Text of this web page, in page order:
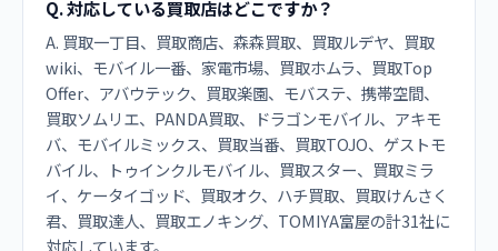
Q. 対応している買取店はどこですか？
A. 買取一丁目、買取商店、森森買取、買取ルデヤ、買取
wiki、モバイル一番、家電市場、買取ホムラ、買取Top
Offer、アバウテック、買取楽園、モバステ、携帯空間、
買取ソムリエ、PANDA買取、ドラゴンモバイル、アキモ
バ、モバイルミックス、買取当番、買取TOJO、ゲストモ
バイル、トゥインクルモバイル、買取スター、買取ミラ
イ、ケータイゴッド、買取オク、ハチ買取、買取けんさく
君、買取達人、買取エノキング、TOMIYA富屋の計31社に
対応しています。